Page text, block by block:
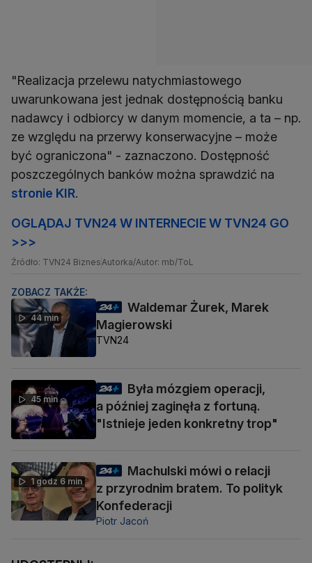
"Realizacja przelewu natychmiastowego
uwarunkowana jest jednak dostępnością banku
nadawcy i odbiorcy w danym momencie, a ta – np.
ze względu na przerwy konserwacyjne – może
być ograniczona" - zaznaczono. Dostępność
poszczególnych banków można sprawdzić na
stronie KIR.
OGLĄDAJ TVN24 W INTERNECIE W TVN24 GO
>>>
Źródło: TVN24 BiznesAutorka/Autor: mb/ToL
ZOBACZ TAKŻE:
44 min
Waldemar Żurek, Marek
Magierowski
TVN24
45 min
Była mózgiem operacji,
a później zaginęła z fortuną.
"Istnieje jeden konkretny trop"
1 godz 6 min
Machulski mówi o relacji
z przyrodnim bratem. To polityk
Konfederacji
Piotr Jacoń